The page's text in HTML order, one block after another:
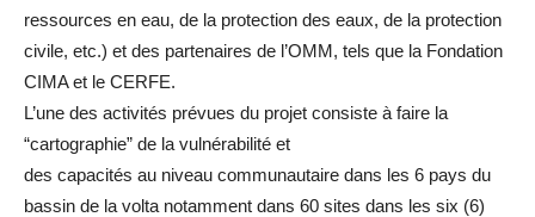
ressources en eau, de la protection des eaux, de la protection
civile, etc.) et des partenaires de l’OMM, tels que la Fondation
CIMA et le CERFE.
L’une des activités prévues du projet consiste à faire la
“cartographie” de la vulnérabilité et
des capacités au niveau communautaire dans les 6 pays du
bassin de la volta notamment dans 60 sites dans les six (6)